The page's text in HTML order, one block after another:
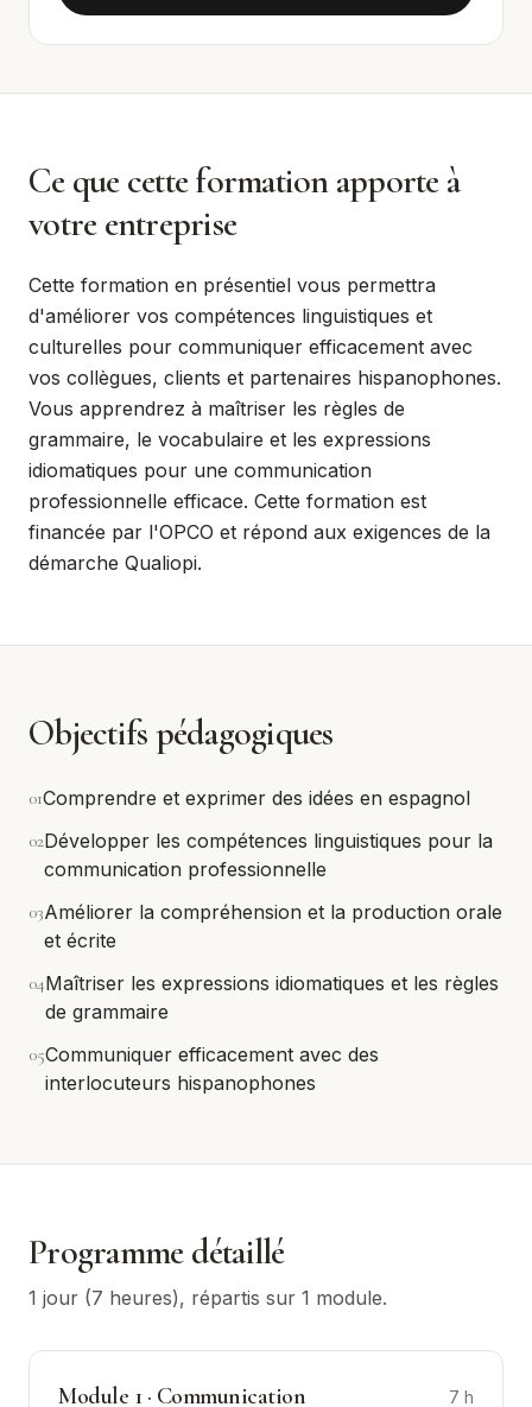
Ce que cette formation apporte à
votre entreprise
Cette formation en présentiel vous permettra
d'améliorer vos compétences linguistiques et
culturelles pour communiquer efficacement avec
vos collègues, clients et partenaires hispanophones.
Vous apprendrez à maîtriser les règles de
grammaire, le vocabulaire et les expressions
idiomatiques pour une communication
professionnelle efficace. Cette formation est
financée par l'OPCO et répond aux exigences de la
démarche Qualiopi.
Objectifs pédagogiques
01Comprendre et exprimer des idées en espagnol
02Développer les compétences linguistiques pour la
communication professionnelle
03Améliorer la compréhension et la production orale
et écrite
04Maîtriser les expressions idiomatiques et les règles
de grammaire
05Communiquer efficacement avec des
interlocuteurs hispanophones
Programme détaillé
1 jour (7 heures), répartis sur 1 module.
Module 1· Communication 7 h